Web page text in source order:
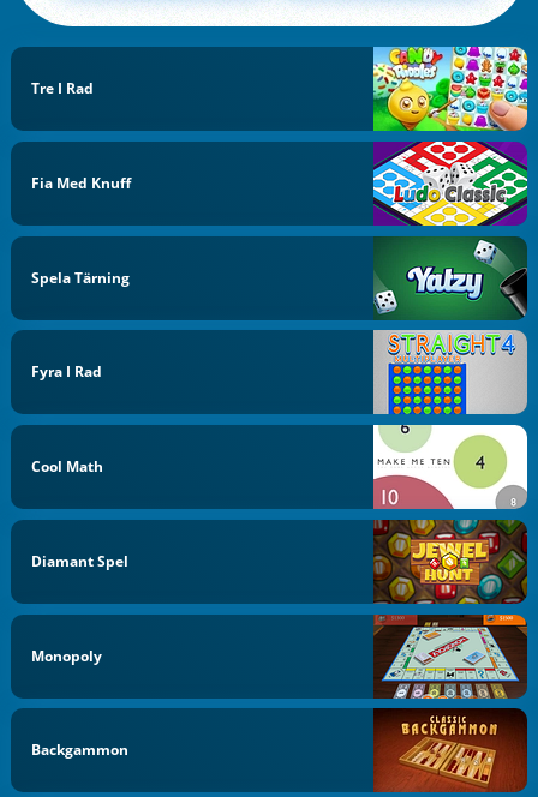
Tre I Rad
Fia Med Knuff
Spela Tärning
Fyra I Rad
Cool Math
Diamant Spel
Monopoly
Backgammon